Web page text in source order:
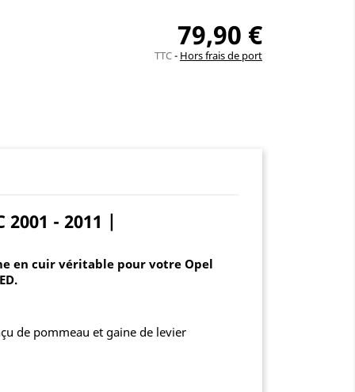
79,90 €
TTC Hors frais de port
- 2011 |
en cuir véritable pour votre Opel
de pommeau et gaine de levier